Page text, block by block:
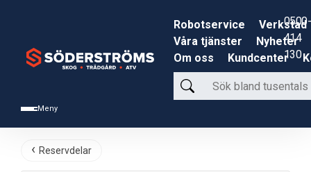
Meny
Robotservice
Verkstad
Våra tjänster
Nyheter
Om oss
Kundcenter
Sök
bland
produkter
0500-
414
130
Reservdelar